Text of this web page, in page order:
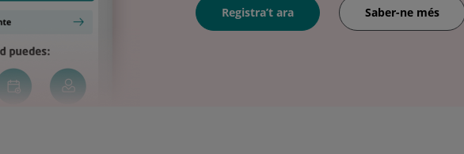
Registra’t ara Saber-ne més